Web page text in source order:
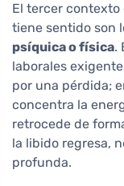
El tercer contexto
tiene sentido son
psíquica o física.
laborales
por una pérdida;
concentra la
retrocede de
la libido regresa,
profunda.